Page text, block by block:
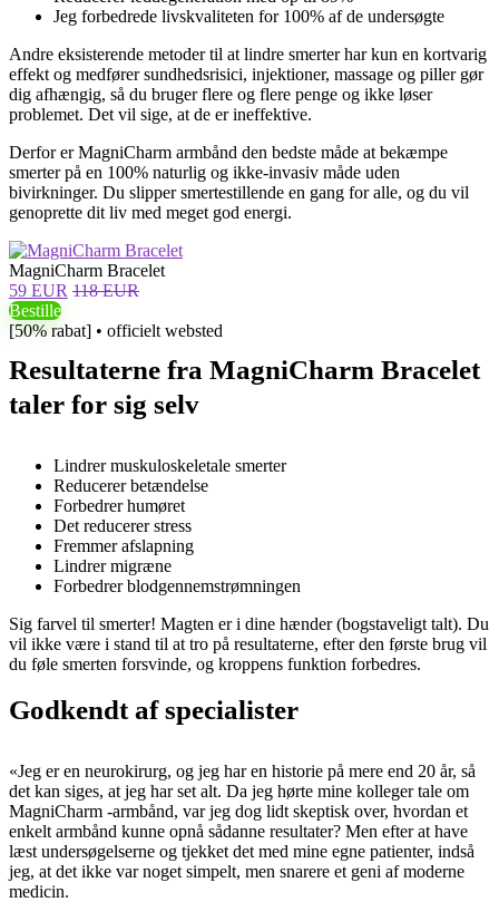
Jeg forbedrede livskvaliteten for 100% af de undersøgte
Andre eksisterende metoder til at lindre smerter har kun en kortvarig
effekt og medfører sundhedsrisici, injektioner, massage og piller gør
dig afhængig, så du bruger flere og flere penge og ikke løser
problemet. Det vil sige, at de er ineffektive.
Derfor er MagniCharm armbånd den bedste måde at bekæmpe
smerter på en 100% naturlig og ikke-invasiv måde uden
bivirkninger. Du slipper smertestillende en gang for alle, og du vil
genoprette dit liv med meget god energi.
MagniCharm Bracelet
59 EUR 118 EUR
Bestille
[50% rabat] • officielt websted
Resultaterne fra MagniCharm Bracelet
taler for sig selv
Lindrer muskuloskeletale smerter
Reducerer betændelse
Forbedrer humøret
Det reducerer stress
Fremmer afslapning
Lindrer migræne
Forbedrer blodgennemstrømningen
Sig farvel til smerter! Magten er i dine hænder (bogstaveligt talt). Du
vil ikke være i stand til at tro på resultaterne, efter den første brug vil
du føle smerten forsvinde, og kroppens funktion forbedres.
Godkendt af specialister
«Jeg er en neurokirurg, og jeg har en historie på mere end 20 år, så
det kan siges, at jeg har set alt. Da jeg hørte mine kolleger tale om
MagniCharm -armbånd, var jeg dog lidt skeptisk over, hvordan et
enkelt armbånd kunne opnå sådanne resultater? Men efter at have
læst undersøgelserne og tjekket det med mine egne patienter, indså
jeg, at det ikke var noget simpelt, men snarere et geni af moderne
medicin.